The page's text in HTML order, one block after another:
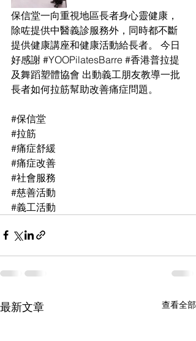
保信堂一向重視地區長者身心靈健康，
除咗提供中醫義診服務外，同時都不斷
提供健康講座和健康活動給長者。 今日
好感謝 #YOOPilatesBarre #香港普拉提
及舞蹈塑體協會 出動義工朋友教導一批
長者如何拉筋幫助改善痛症問題。
#保信堂
#拉筋
#痛症舒緩
#痛症改善
#社會服務
#慈善活動
#義工活動
最新文章 查看全部